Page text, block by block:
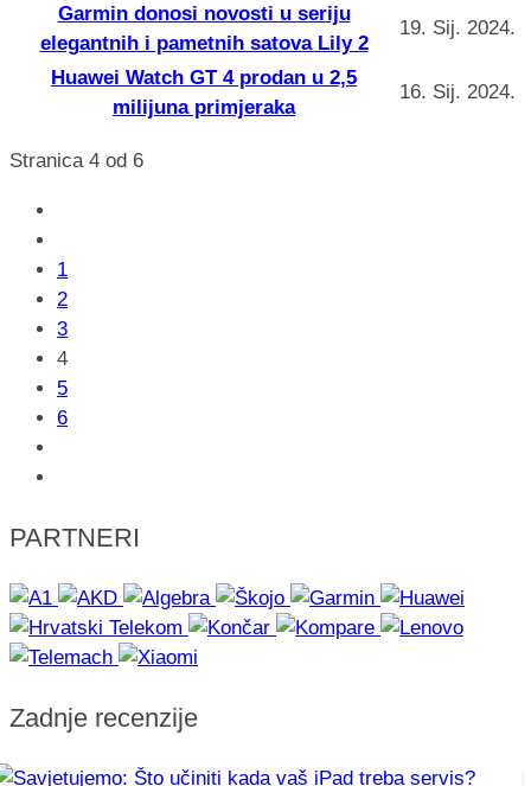
Garmin donosi novosti u seriju
elegantnih i pametnih satova Lily 2
19. Sij. 2024.
Huawei Watch GT 4 prodan u 2,5
milijuna primjeraka
16. Sij. 2024.
Stranica 4 od 6
1
2
3
4
5
6
PARTNERI
Zadnje recenzije